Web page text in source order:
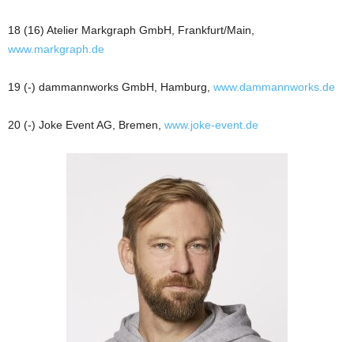
18 (16) Atelier Markgraph GmbH, Frankfurt/Main,
www.markgraph.de
19 (-) dammannworks GmbH, Hamburg, www.dammannworks.de
20 (-) Joke Event AG, Bremen, www.joke-event.de